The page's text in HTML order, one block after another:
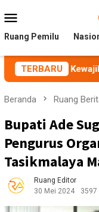
ke
kontenMobile
Ruang Pemilu
TERBARUPBG dan
Beranda Ruang
Bupati Ade
Pengurus
Tasikmalaya
Ruang Editor
30 Mei 2024
3597